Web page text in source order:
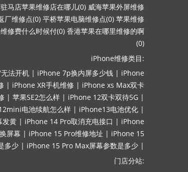
驻马店苹果维修店在哪儿(0) 威海苹果外屏维修
厂维修点(0) 平桥苹果电脑维修点(0) 苹果维修
修费什么时候付(0) 香港苹果在哪里维修的啊
(0)
iPhone维修类目:
法开机 | iPhone 7p换内屏多少钱 | iPhone
| iPhone XR手机维修 | iPhone xs Max双卡
| 苹果SE2怎么样 | iPhone 12双卡双待5G |
电池续航怎么样 | iPhone13电池优化 |
发黄 | iPhone 14 Pro取消充电接口 | iPhone
屏幕 | iPhone 15 Pro维修地址 | iPhone 15
多少 | iPhone 15 Pro Max屏幕参数是多少 |
门店分站: